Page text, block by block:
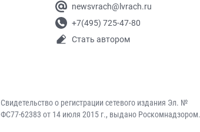
newsvrach@lvrach.ru
+7(495) 725-47-80
Стать автором
Свидетельство о регистрации сетевого издания Эл. №
ФС77-62383 от 14 июля 2015 г., выдано Роскомнадзором.